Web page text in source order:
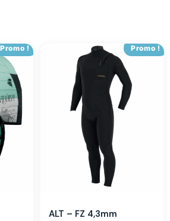
Promo ! Promo !
ALT – FZ 4,3mm